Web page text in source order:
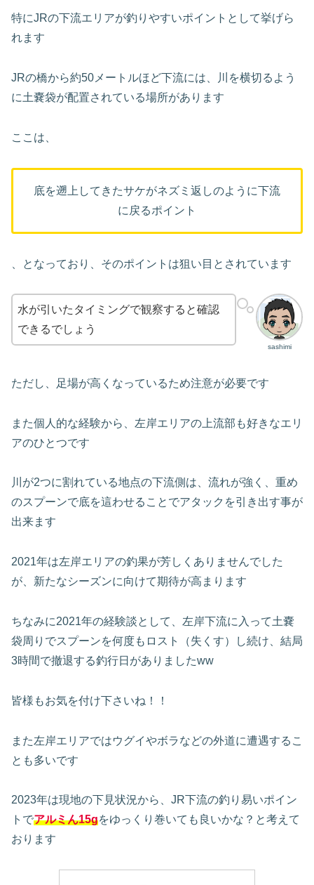
特にJRの下流エリアが釣りやすいポイントとして挙げら
れます
JRの橋から約50メートルほど下流には、川を横切るよう
に土嚢袋が配置されている場所があります
ここは、
底を遡上してきたサケがネズミ返しのように下流
に戻るポイント
、となっており、そのポイントは狙い目とされています
sashimi
水が引いたタイミングで観察すると確認
できるでしょう
ただし、足場が高くなっているため注意が必要です
また個人的な経験から、左岸エリアの上流部も好きなエリ
アのひとつです
川が2つに割れている地点の下流側は、流れが強く、重め
のスプーンで底を這わせることでアタックを引き出す事が
出来ます
2021年は左岸エリアの釣果が芳しくありませんでした
が、新たなシーズンに向けて期待が高まります
ちなみに2021年の経験談として、左岸下流に入って土嚢
袋周りでスプーンを何度もロスト（失くす）し続け、結局
3時間で撤退する釣行日がありましたww
皆様もお気を付け下さいね！！
また左岸エリアではウグイやボラなどの外道に遭遇するこ
とも多いです
2023年は現地の下見状況から、JR下流の釣り易いポイン
トでアルミん15gをゆっくり巻いても良いかな？と考えて
おります